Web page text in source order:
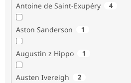
Antoine de Saint-Exupéry 4
Aston Sanderson 1
Augustin z Hippo 1
Austen Ivereigh 2